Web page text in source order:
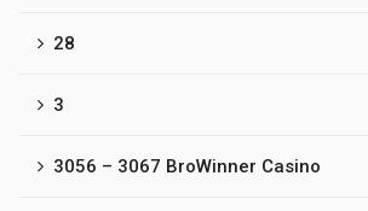
28
3
3056 – 3067 BroWinner Casino